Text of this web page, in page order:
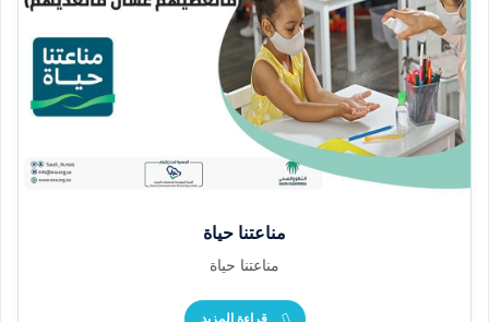
مناعتنا حياة
مناعتنا حياة
قراءة المزيد